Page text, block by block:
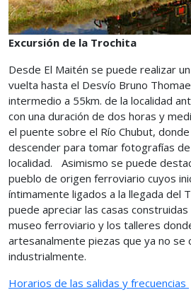
Excursión de la Trochita
Desde El Maitén se puede realizar
vuelta hasta el Desvío Bruno
intermedio a 55km. de la localidad
con una duración de dos horas y
el puente sobre el Río Chubut,
descender para tomar fotografías
localidad. Asimismo se puede
pueblo de origen ferroviario cuyos
íntimamente ligados a la llegada del
puede apreciar las casas
museo ferroviario y los talleres
artesanalmente piezas que ya no se
industrialmente.
Horarios de las salidas y frecuencias